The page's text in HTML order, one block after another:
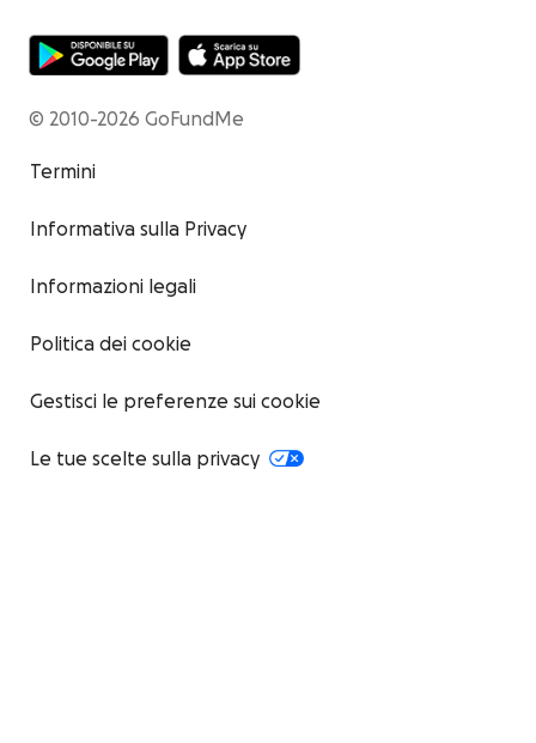
© 2010-2026 GoFundMe
Termini
Informativa sulla Privacy
Informazioni legali
Politica dei cookie
Gestisci le preferenze sui cookie
Le tue scelte sulla privacy